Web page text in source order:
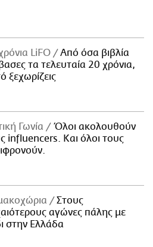
LiFO
Από όσα βιβλία
τα τελευταία 20 χρόνια,
ξεχωρίζεις
Γωνία
Όλοι ακολουθούν
influencers. Και όλοι τους
Στους
αγώνες πάλης με
στην Ελλάδα